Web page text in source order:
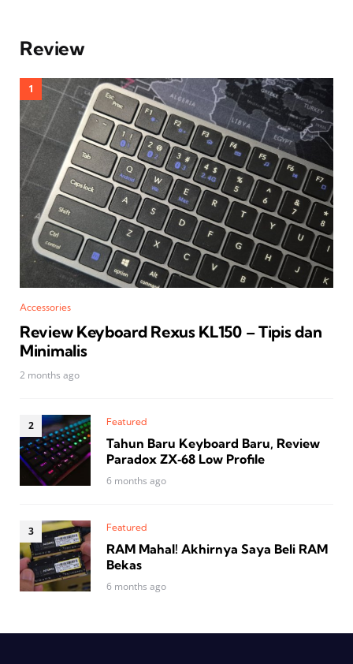
Review
Accessories
Review Keyboard Rexus KL150 – Tipis dan
Minimalis
2 months ago
Featured
Tahun Baru Keyboard Baru, Review
Paradox ZX‑68 Low Profile
6 months ago
Featured
RAM Mahal! Akhirnya Saya Beli RAM
Bekas
6 months ago